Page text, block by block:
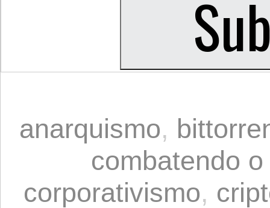
anarquismo,
combatendo
corporativismo,